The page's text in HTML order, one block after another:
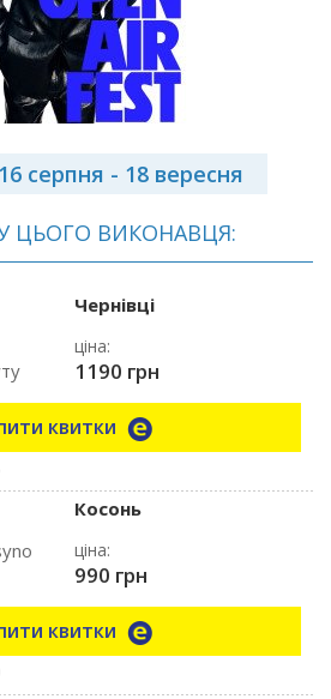
16 серпня - 18 вересня
ЦЬОГО ВИКОНАВЦЯ:
Чернівці
ціна:
1190 грн
квитки
Косонь
ціна:
990 грн
квитки